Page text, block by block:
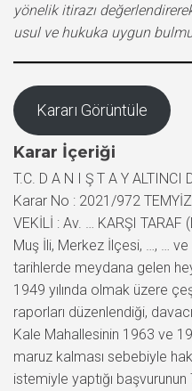
yönelik itirazı
usul ve hukuka uygun
Kararı Görüntüle
Karar İçeriği
T.C. D A N I Ş T A Y
Karar No : 2021/972
VEKİLİ : Av. … KARŞI TARAF
Muş İli, Merkez İlçesi, …, …
tarihlerde meydana gelen
1949 yılında olmak üzere
raporları düzenlendiği,
Kale Mahallesinin 1963 ve
maruz kalması sebebiyle
istemiyle yaptığı başvurunun